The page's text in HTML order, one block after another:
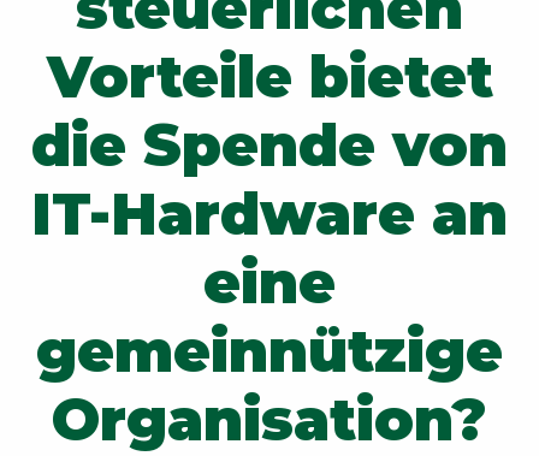
Vorteile bietet
die Spende von
IT-Hardware an
eine
gemeinnützige
Organisation?